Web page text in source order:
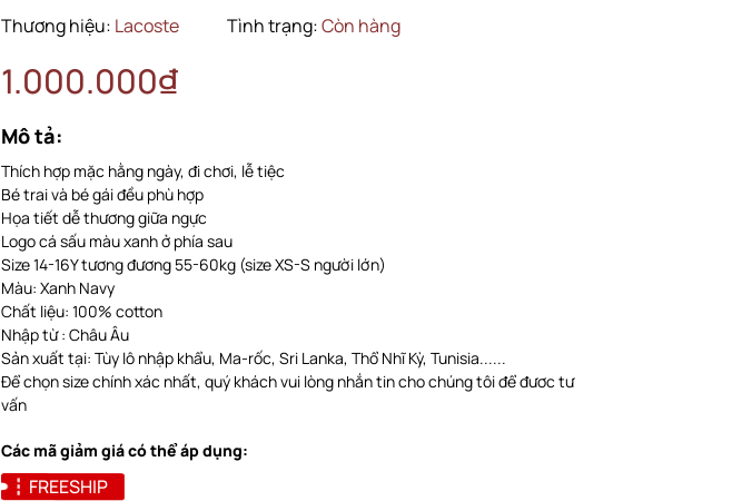
Thương hiệu: Lacoste Tình trạng:Còn hàng
1.000.000₫
Mô tả:
Thích hợp mặc hằng ngày, đi chơi, lễ tiệc
Bé trai và bé gái đều phù hợp
Họa tiết dễ thương giữa ngực
Logo cá sấu màu xanh ở phía sau
Size 14-16Y tương đương 55-60kg (size XS-S người lớn)
Màu: Xanh Navy
Chất liệu: 100% cotton
Nhập từ : Châu Âu
Sản xuất tại: Tùy lô nhập khẩu, Ma-rốc, Sri Lanka, Thổ Nhĩ Kỳ, Tunisia......
Để chọn size chính xác nhất, quý khách vui lòng nhắn tin cho chúng tôi để đươc tư
vấn
Các mã giảm giá có thể áp dụng:
FREESHIP